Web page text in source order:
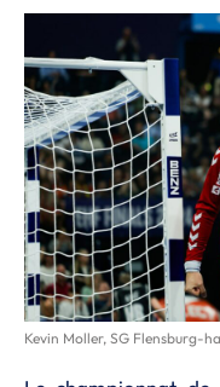
Kevin Moller, SG Flensburg-